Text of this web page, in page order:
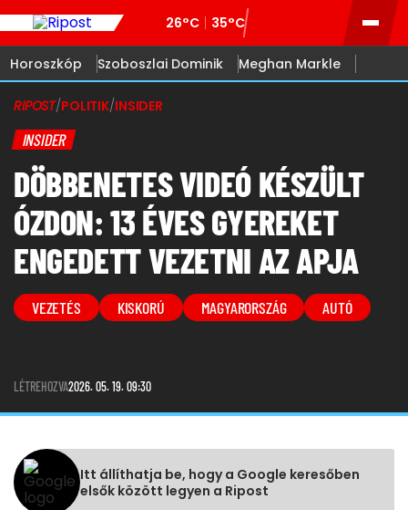
26°C 35°C
Horoszkóp Szoboszlai Dominik Meghan Markle
RIPOST/POLITIK/INSIDER
INSIDER
DÖBBENETES VIDEÓ KÉSZÜLT
ÓZDON: 13 ÉVES GYEREKET
ENGEDETT VEZETNI AZ APJA
VEZETÉS KISKORÚ MAGYARORSZÁG AUTÓ
LÉTREHOZVA2026. 05. 19. 09:30
Itt állíthatja be, hogy a Google keresőben
elsők között legyen a Ripost